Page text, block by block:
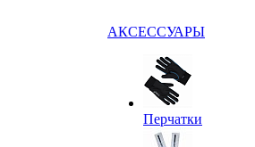
АКСЕССУАРЫ
Перчатки